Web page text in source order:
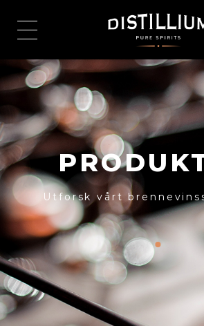
Utforsk vårt